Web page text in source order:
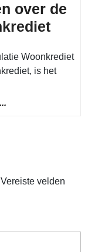
over de
Alles
je
moet
Woonkrediet
is het
Vereiste velden